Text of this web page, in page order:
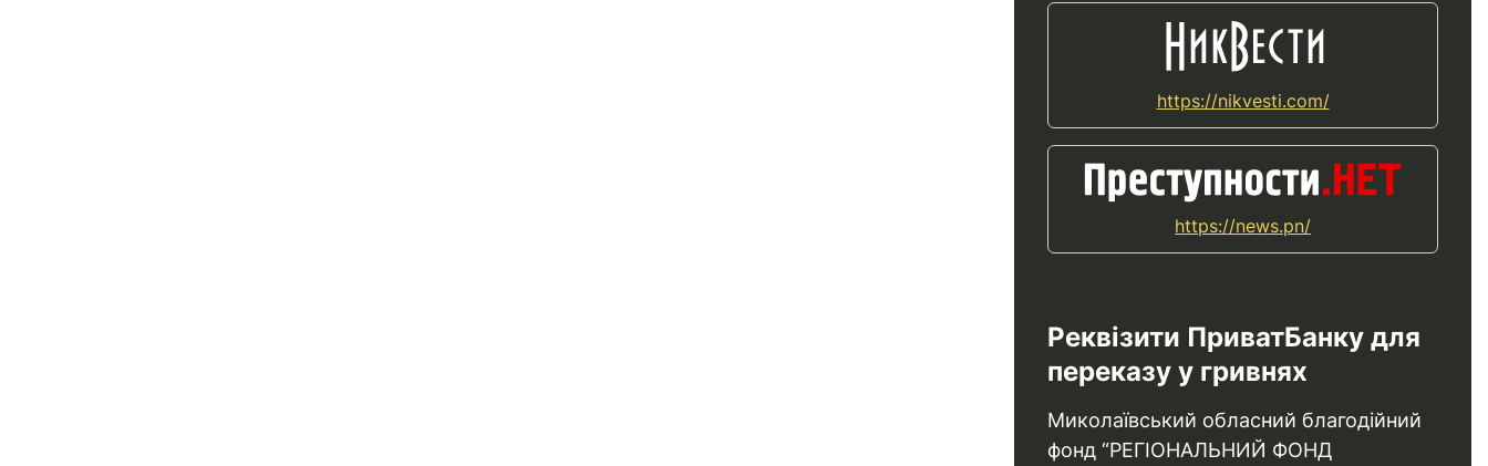
https://nikvesti.com/
https://news.pn/
Реквізити ПриватБанку для
переказу у гривнях
Миколаївський обласний благодійний
фонд “РЕГІОНАЛЬНИЙ ФОНД